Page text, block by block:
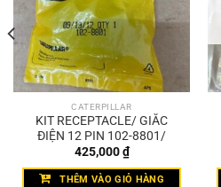
CATERPILLAR
KIT RECEPTACLE/ GIẮC
ĐIỆN 12 PIN 102-8801/
425,000₫
THÊM VÀO GIỎ HÀNG